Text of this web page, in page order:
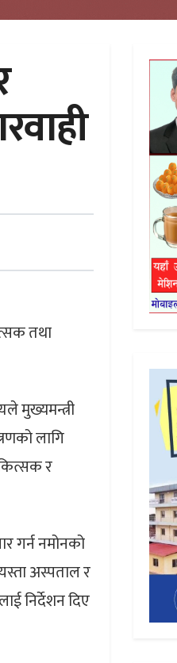
तथा
मुख्यमन्त्री
लागि
र
गर्न नमोनको
अस्पताल र
निर्देशन दिए